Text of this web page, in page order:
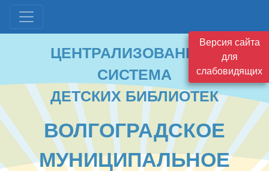
Версия сайта
для
слабовидящих
ЦЕНТРАЛИЗОВАННАЯ
СИСТЕМА
ДЕТСКИХ БИБЛИОТЕК
ВОЛГОГРАДСКОЕ
МУНИЦИПАЛЬНОЕ
УЧРЕЖДЕНИЕ
КУЛЬТУРЫ